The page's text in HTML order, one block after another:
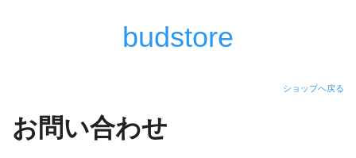
budstore
ショップへ戻る
お問い合わせ